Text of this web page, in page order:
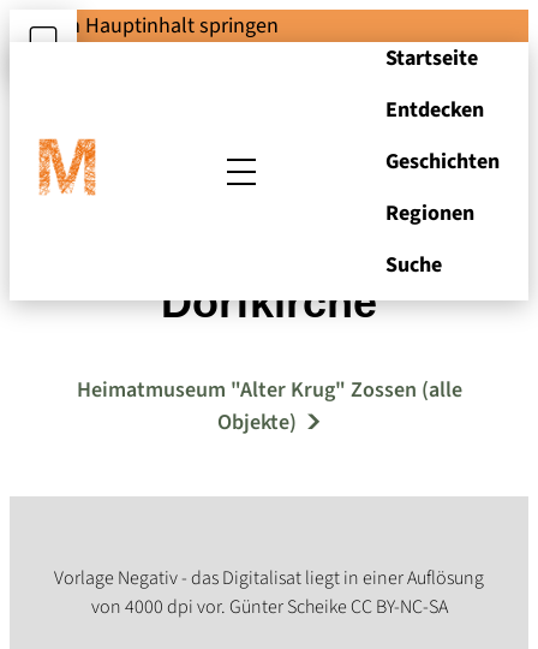
Zum Hauptinhalt springen
Startseite
Entdecken
Geschichten
Regionen
Suche
Dorfkirche
Heimatmuseum "Alter Krug" Zossen (alle
Objekte)